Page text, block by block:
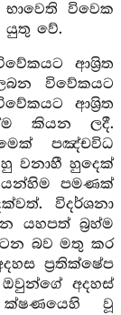
විවෙක
යුතු වේ.
ආශ්‍රිත
විවේකයට
ආශ්‍රිත
කියන ලදී.
පඤ්චවිධ
වනාහී හුදෙක්
පමණක්
විදර්ශනා
යහපත් බ්‍රහ්ම
බව මතු කර
ප්‍රතික්ෂේප
අදහස්
වූ